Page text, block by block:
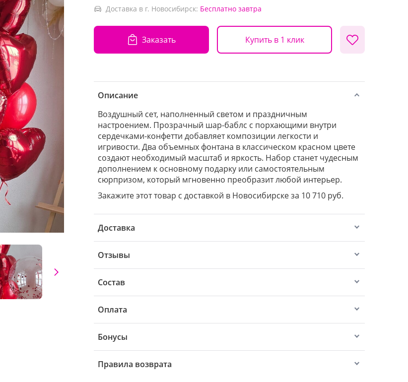
Доставка в г. Новосибирск: Бесплатно завтра
Заказать Купить в 1 клик
Описание
Воздушный сет, наполненный светом и праздничным
настроением. Прозрачный шар-баблс с порхающими внутри
сердечками-конфетти добавляет композиции легкости и
игривости. Два объемных фонтана в классическом красном цвете
создают необходимый масштаб и яркость. Набор станет чудесным
дополнением к основному подарку или самостоятельным
сюрпризом, который мгновенно преобразит любой интерьер.
Закажите этот товар с доставкой в Новосибирске за 10 710 руб.
Доставка
Отзывы
Состав
Оплата
Бонусы
Правила возврата